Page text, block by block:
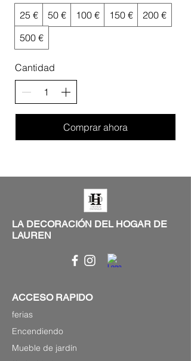
25 €
50 € 100 € 150 €
200 €
500 €
Cantidad
Comprar ahora
LA DECORACIÓN DEL HOGAR DE
LAUREN
ACCESO RAPIDO
ferias
Encendiendo
Mueble de jardín